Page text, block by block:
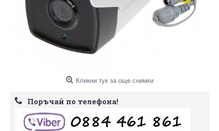
Кликни тук за още снимки
Поръчай по телефона!